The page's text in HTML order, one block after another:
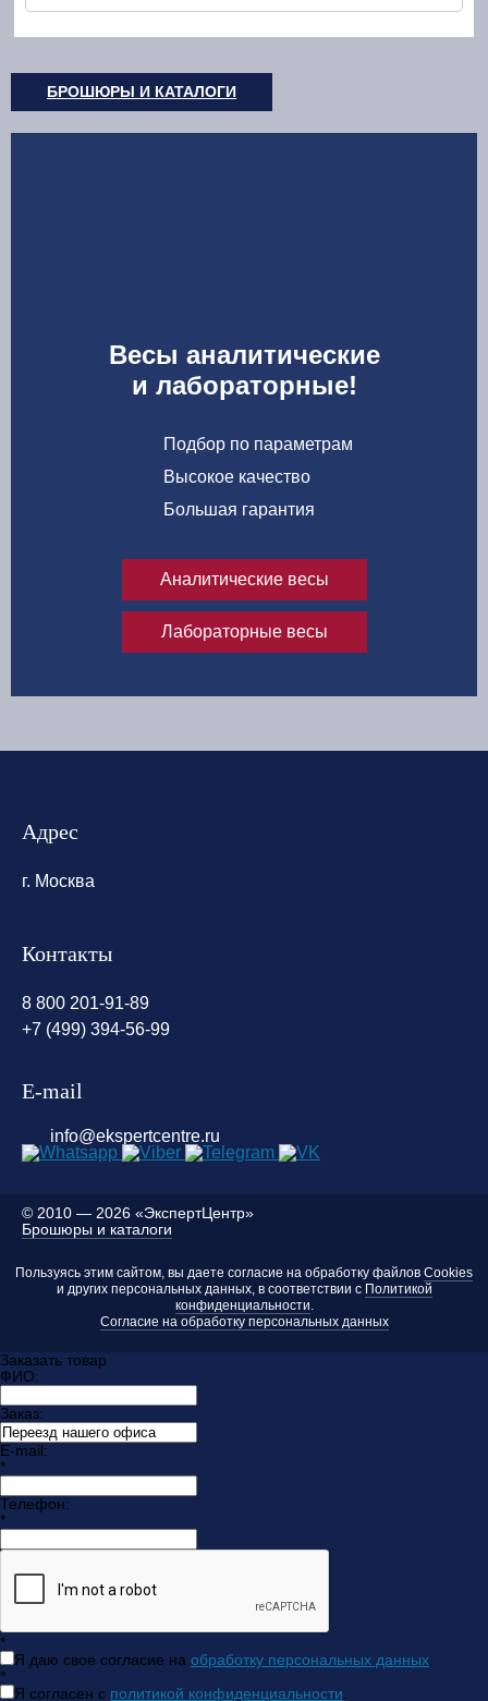
БРОШЮРЫ И КАТАЛОГИ
Весы аналитические
и лабораторные!
Подбор по параметрам
Высокое качество
Большая гарантия
Аналитические весы
Лабораторные весы
Адрес
г. Москва
Контакты
8 800 201-91-89
+7 (499) 394-56-99
E-mail
info@ekspertcentre.ru
© 2010 — 2026 «ЭкспертЦентр»
Брошюры и каталоги
Пользуясь этим сайтом, вы даете согласие на обработку файлов Cookies
и других персональных данных, в соответствии с Политикой
конфиденциальности.
Согласие на обработку персональных данных
Заказать товар
ФИО:
Заказ:
E-mail:
*
Телефон:
*
*
Я даю свое согласие на обработку персональных данных
*
Я согласен с политикой конфиденциальности